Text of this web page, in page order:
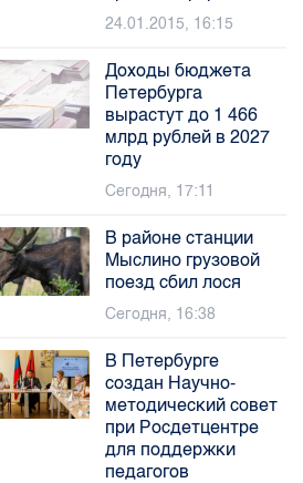
24.01.2015, 16:15
Доходы бюджета
Петербурга
вырастут до 1 466
млрд рублей в 2027
году
Сегодня, 17:11
В районе станции
Мыслино грузовой
поезд сбил лося
Сегодня, 16:38
В Петербурге
создан Научно-
методический совет
при Росдетцентре
для поддержки
педагогов